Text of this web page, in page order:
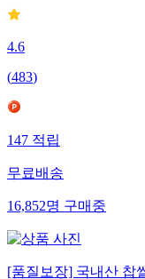
4.6
(483)
147적립
무료배송
16,852명구매중